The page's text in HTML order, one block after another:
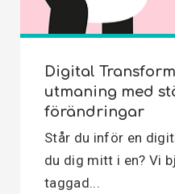
Digital
utmaning med
förändringar
Står du inför en
du dig mitt i en? Vi
taggad...